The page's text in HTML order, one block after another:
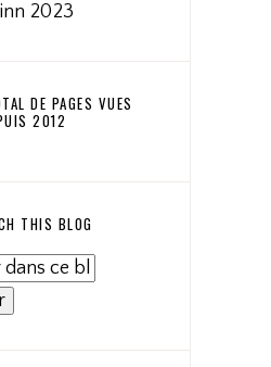
2023
DE PAGES VUES
2012
THIS BLOG